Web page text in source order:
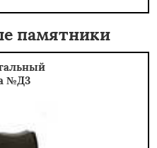
памятники
№Д3